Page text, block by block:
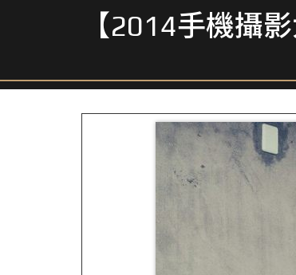
【2014手機攝